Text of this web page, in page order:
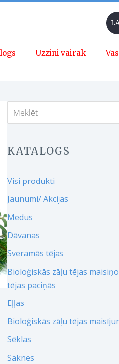
Uzzini vairāk
KATALOGS
Visi produkti
Jaunumi/ Akcijas
Medus
Dāvanas
Sveramās tējas
Bioloģiskās zāļu tējas
tējas paciņās
Eļļas
Bioloģiskās zāļu tējas
Sēklas
Saknes